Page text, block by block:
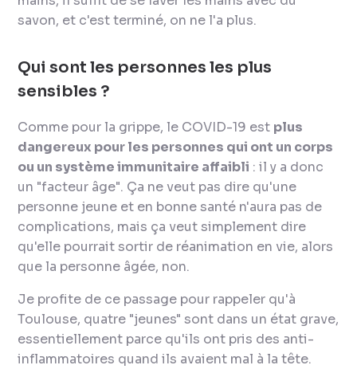
savon, et c'est terminé, on ne l'a plus.
Qui sont les personnes les plus
sensibles ?
Comme pour la grippe, le COVID-19 est plus
dangereux pour les personnes qui ont un corps
ou un système immunitaire affaibli : il y a donc
un "facteur âge". Ça ne veut pas dire qu'une
personne jeune et en bonne santé n'aura pas de
complications, mais ça veut simplement dire
qu'elle pourrait sortir de réanimation en vie, alors
que la personne âgée, non.
Je profite de ce passage pour rappeler qu'à
Toulouse, quatre "jeunes" sont dans un état grave,
essentiellement parce qu'ils ont pris des anti-
inflammatoires quand ils avaient mal à la tête.